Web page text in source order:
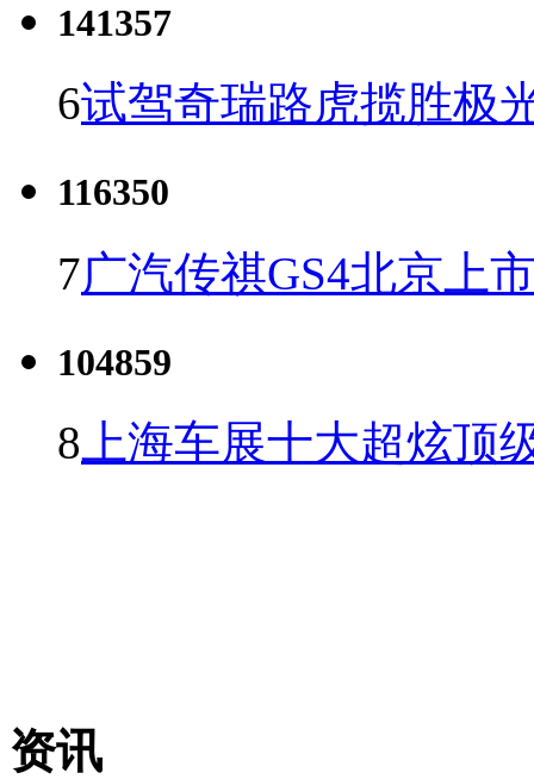
141357
6试驾奇瑞路虎揽胜极
116350
7广汽传祺GS4北京上
104859
8 上海车展十大超炫顶
资讯